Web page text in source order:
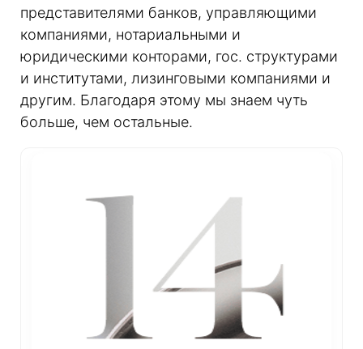
представителями банков, управляющими
компаниями, нотариальными и
юридическими конторами, гос. структурами
и институтами, лизинговыми компаниями и
другим. Благодаря этому мы знаем чуть
больше, чем остальные.